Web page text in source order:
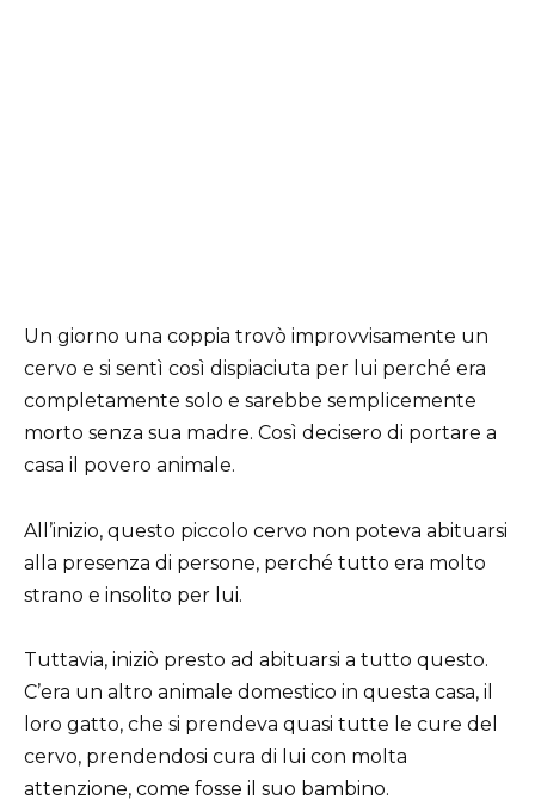
Un giorno una coppia trovò improvvisamente un
cervo e si sentì così dispiaciuta per lui perché era
completamente solo e sarebbe semplicemente
morto senza sua madre. Così decisero di portare a
casa il povero animale.
All’inizio, questo piccolo cervo non poteva abituarsi
alla presenza di persone, perché tutto era molto
strano e insolito per lui.
Tuttavia, iniziò presto ad abituarsi a tutto questo.
C’era un altro animale domestico in questa casa, il
loro gatto, che si prendeva quasi tutte le cure del
cervo, prendendosi cura di lui con molta
attenzione, come fosse il suo bambino.